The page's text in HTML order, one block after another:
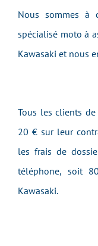
Nous sommes à
spécialisé moto à
Kawasaki et nous
Tous les clients
20 € sur leur
les frais de
téléphone, soit
Kawasaki.